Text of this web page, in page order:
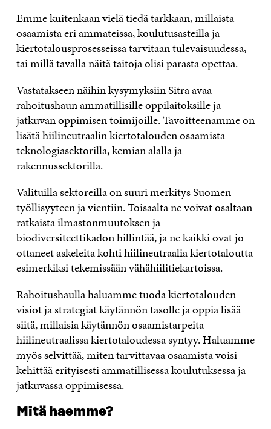
Emme kuitenkaan vielä tiedä tarkkaan, millaista
osaamista eri ammateissa, koulutusasteilla ja
kiertotalousprosesseissa tarvitaan tulevaisuudessa,
tai millä tavalla näitä taitoja olisi parasta opettaa.
Vastatakseen näihin kysymyksiin Sitra avaa
rahoitushaun ammatillisille oppilaitoksille ja
jatkuvan oppimisen toimijoille. Tavoitteenamme on
lisätä hiilineutraalin kiertotalouden osaamista
teknologiasektorilla, kemian alalla ja
rakennussektorilla.
Valituilla sektoreilla on suuri merkitys Suomen
työllisyyteen ja vientiin. Toisaalta ne voivat osaltaan
ratkaista ilmastonmuutoksen ja
biodiversiteettikadon hillintää, ja ne kaikki ovat jo
ottaneet askeleita kohti hiilineutraalia kiertotaloutta
esimerkiksi tekemissään vähähiilitiekartoissa.
Rahoitushaulla haluamme tuoda kiertotalouden
visiot ja strategiat käytännön tasolle ja oppia lisää
siitä, millaisia käytännön osaamistarpeita
hiilineutraalissa kiertotaloudessa syntyy. Haluamme
myös selvittää, miten tarvittavaa osaamista voisi
kehittää erityisesti ammatillisessa koulutuksessa ja
jatkuvassa oppimisessa.
Mitä haemme?